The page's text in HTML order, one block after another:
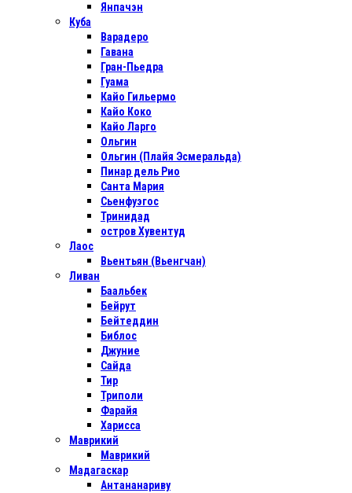
Янпачэн
Куба
Варадеро
Гавана
Гран-Пьедра
Гуама
Кайо Гильермо
Кайо Коко
Кайо Ларго
Ольгин
Ольгин (Плайя Эсмеральда)
Пинар дель Рио
Санта Мария
Сьенфуэгос
Тринидад
остров Хувентуд
Лаос
Вьентьян (Вьенгчан)
Ливан
Баальбек
Бейрут
Бейтеддин
Библос
Джуние
Сайда
Тир
Триполи
Фарайя
Харисса
Маврикий
Маврикий
Мадагаскар
Антананариву